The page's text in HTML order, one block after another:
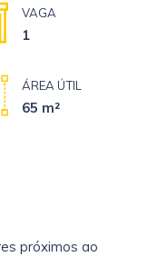
VAGA
1
ÁREA ÚTIL
65 m²
próximos ao